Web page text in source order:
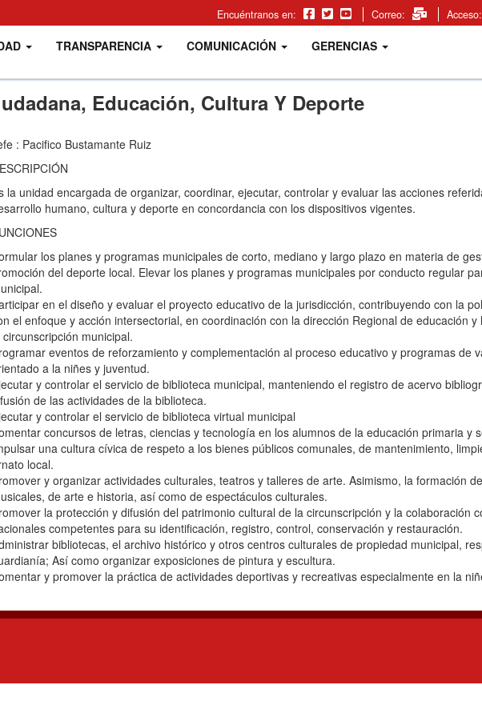
Encuéntranos en: Correo: Acceso:
TRANSPARENCIA COMUNICACIÓN GERENCIAS
Educación, Cultura Y Deporte
: Pacifico Bustamante Ruiz
la unidad encargada de organizar, coordinar, ejecutar, controlar y evaluar las acciones
humano, cultura y deporte en concordancia con los dispositivos vigentes.
los planes y programas municipales de corto, mediano y largo plazo en materia de
del deporte local. Elevar los planes y programas municipales por conducto regular
en el diseño y evaluar el proyecto educativo de la jurisdicción, contribuyendo con la
el enfoque y acción intersectorial, en coordinación con la dirección Regional de educación
circunscripción municipal.
eventos de reforzamiento y complementación al proceso educativo y programas de
a la niñes y juventud.
y controlar el servicio de biblioteca municipal, manteniendo el registro de acervo
de las actividades de la biblioteca.
y controlar el servicio de biblioteca virtual municipal
concursos de letras, ciencias y tecnología en los alumnos de la educación primaria y
una cultura cívica de respeto a los bienes públicos comunales, de mantenimiento,
local.
y organizar actividades culturales, teatros y talleres de arte. Asimismo, la formación
de arte e historia, así como de espectáculos culturales.
la protección y difusión del patrimonio cultural de la circunscripción y la colaboración
competentes para su identificación, registro, control, conservación y restauración.
bibliotecas, el archivo histórico y otros centros culturales de propiedad municipal,
Así como organizar exposiciones de pintura y escultura.
y promover la práctica de actividades deportivas y recreativas especialmente en la